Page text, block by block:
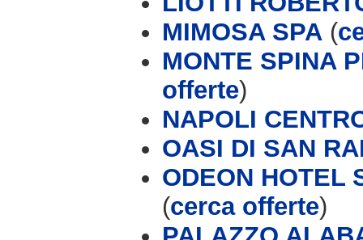
MIMOSA SPA (
MONTE SPINA
offerte)
NAPOLI
OASI DI SAN
ODEON HOTEL
(cerca offerte)